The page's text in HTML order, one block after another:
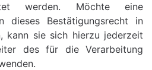
werden. Möchte eine
dieses Bestätigungsrecht in
kann sie sich hierzu jederzeit
des für die Verarbeitung